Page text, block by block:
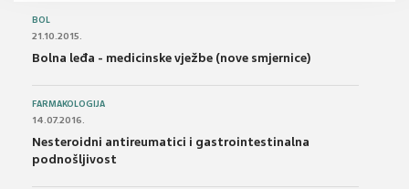
BOL
21.10.2015.
Bolna leđa - medicinske vježbe (nove smjernice)
FARMAKOLOGIJA
14.07.2016.
Nesteroidni antireumatici i gastrointestinalna
podnošljivost